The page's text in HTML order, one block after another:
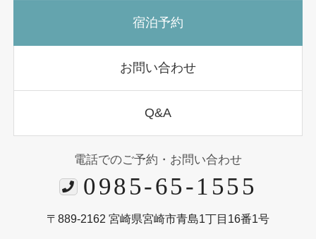
宿泊予約
お問い合わせ
Q&A
電話でのご予約・お問い合わせ
0985-65-1555
〒889-2162 宮崎県宮崎市青島1丁目16番1号